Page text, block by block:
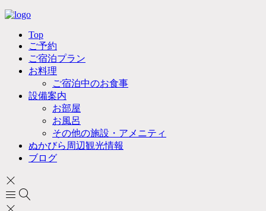
Top
ご予約
ご宿泊プラン
お料理
ご宿泊中のお食事
設備案内
お部屋
お風呂
その他の施設・アメニティ
ぬかびら周辺観光情報
ブログ